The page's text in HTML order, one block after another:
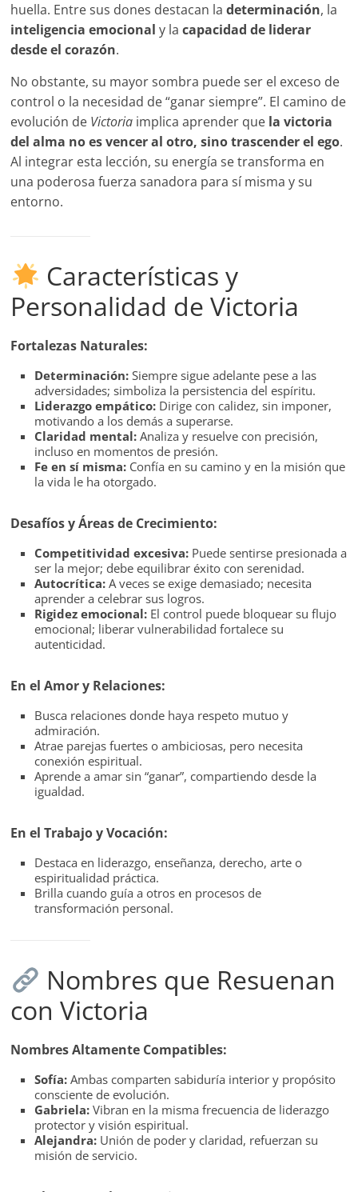
huella. Entre sus dones destacan ladeterminación, la
inteligencia emocional y lacapacidad de liderar
desde el corazón.
No obstante, su mayor sombra puede ser el exceso de
control o la necesidad de “ganar siempre”. El camino de
evolución de Victoria implica aprender que la victoria
del alma no es vencer al otro, sino trascender el ego.
Al integrar esta lección, su energía se transforma en
una poderosa fuerza sanadora para sí misma y su
entorno.
Características y
Personalidad de Victoria
Fortalezas Naturales:
Determinación: Siempre sigue adelante pese a las
adversidades; simboliza la persistencia del espíritu.
Liderazgo empático: Dirige con calidez, sin imponer,
motivando a los demás a superarse.
Claridad mental: Analiza y resuelve con precisión,
incluso en momentos de presión.
Fe en sí misma: Confía en su camino y en la misión que
la vida le ha otorgado.
Desafíos y Áreas de Crecimiento:
Competitividad excesiva: Puede sentirse presionada a
ser la mejor; debe equilibrar éxito con serenidad.
Autocrítica: A veces se exige demasiado; necesita
aprender a celebrar sus logros.
Rigidez emocional: El control puede bloquear su flujo
emocional; liberar vulnerabilidad fortalece su
autenticidad.
En el Amor y Relaciones:
Busca relaciones donde haya respeto mutuo y
admiración.
Atrae parejas fuertes o ambiciosas, pero necesita
conexión espiritual.
Aprende a amar sin “ganar”, compartiendo desde la
igualdad.
En el Trabajo y Vocación:
Destaca en liderazgo, enseñanza, derecho, arte o
espiritualidad práctica.
Brilla cuando guía a otros en procesos de
transformación personal.
Nombres que Resuenan
con Victoria
Nombres Altamente Compatibles:
Sofía: Ambas comparten sabiduría interior y propósito
consciente de evolución.
Gabriela: Vibran en la misma frecuencia de liderazgo
protector y visión espiritual.
Alejandra: Unión de poder y claridad, refuerzan su
misión de servicio.